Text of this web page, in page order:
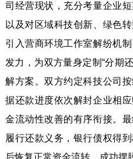
司经营现状，充分考量企业
以及对区域科技创新、绿色
引入营商环境工作室解纷机
发力，为双方量身定制“分期
解方案。双方约定科技公司
据还款进度依次解封企业相
金流动性改善的有序衔接。
履行还款义务，银行债权得